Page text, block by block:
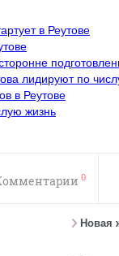
в Реутове
лидируют по
в Реутове
жизнь
0
Новая